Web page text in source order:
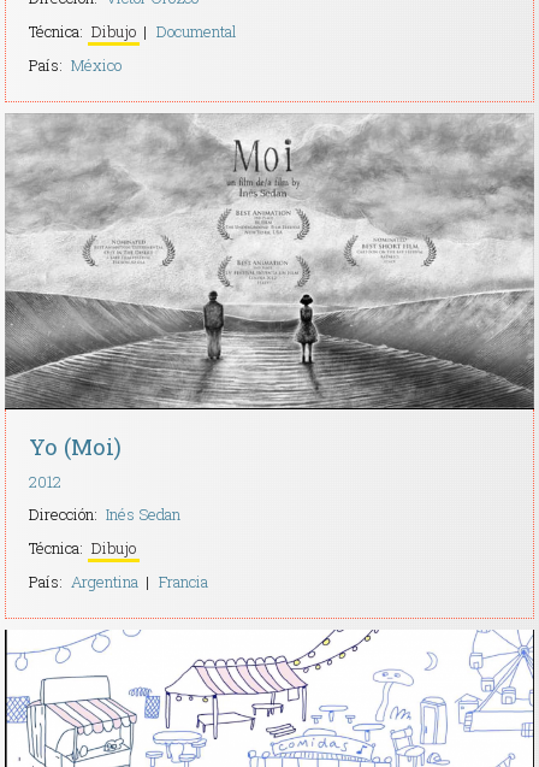
Técnica: Dibujo
Documental
País: México
Yo (Moi)
2012
Dirección: Inés Sedan
Técnica: Dibujo
País: Argentina Francia